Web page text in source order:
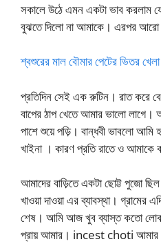
সকালে উঠে এমন একটা ভাব করলাম
বুঝতে দিলো না আমাকে। এরপর আরো
শ্বশুরের মাল বৌমার পেটের ভিতর
প্রতিদিন সেই এক রুটিন। রাত করে
বাপের ঠাপ খেতে আমার ভালো
পাশে শুয়ে পড়ি। বান্ধবী ভাবলো আমি
খাইনা । কারণ প্রতি রাতে ও আমাকে
আমাদের বাড়িতে একটা ছোট্ট পুজো
খাওয়া দাওয়া এর ব্যাবস্থা। গ্রামের
শেষ। আমি আজ খুব ব্যাস্ত কতো
প্রায় আমার। incest choti আমার